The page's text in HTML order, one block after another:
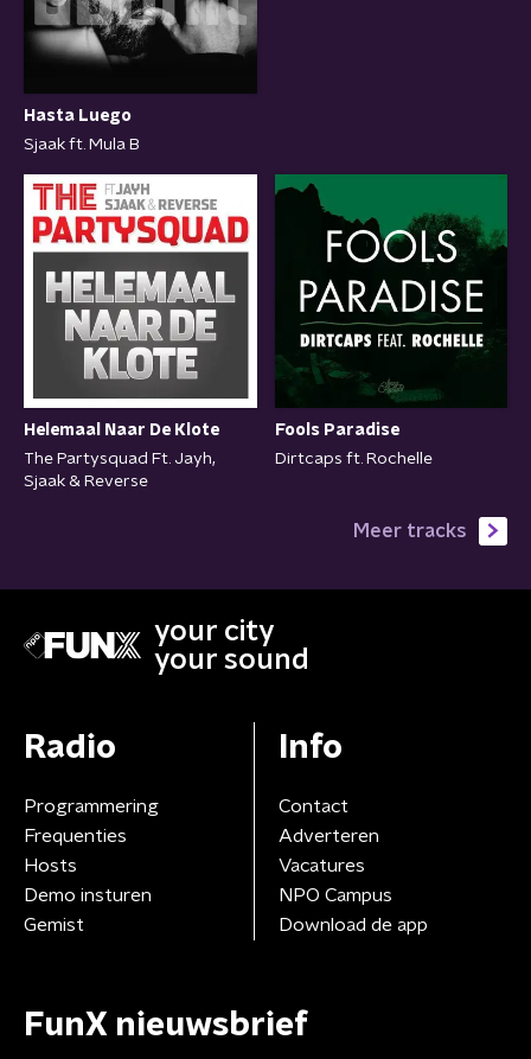
Hasta Luego
Sjaak ft. Mula B
Helemaal Naar De Klote
The Partysquad Ft. Jayh,
Sjaak & Reverse
Fools Paradise
Dirtcaps ft. Rochelle
Meer tracks
your city
your sound
Radio
Programmering
Frequenties
Hosts
Demo insturen
Gemist
Info
Contact
Adverteren
Vacatures
NPO Campus
Download de app
FunX nieuwsbrief